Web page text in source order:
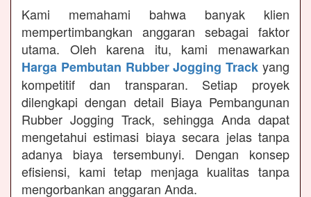
Kami memahami bahwa banyak klien
mempertimbangkan anggaran sebagai faktor
utama. Oleh karena itu, kami menawarkan
Harga Pembutan Rubber Jogging Track yang
kompetitif dan transparan. Setiap proyek
dilengkapi dengan detail Biaya Pembangunan
Rubber Jogging Track, sehingga Anda dapat
mengetahui estimasi biaya secara jelas tanpa
adanya biaya tersembunyi. Dengan konsep
efisiensi, kami tetap menjaga kualitas tanpa
mengorbankan anggaran Anda.